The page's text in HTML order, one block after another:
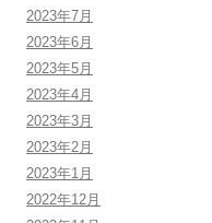
2023年7月
2023年6月
2023年5月
2023年4月
2023年3月
2023年2月
2023年1月
2022年12月